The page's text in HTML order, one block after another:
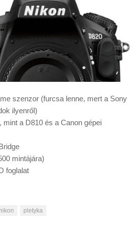
szenzor (furcsa lenne, mert a Sony
ilyenről)
mint a D810 és a Canon gépei
mintájára)
foglalat
nikon pletyka